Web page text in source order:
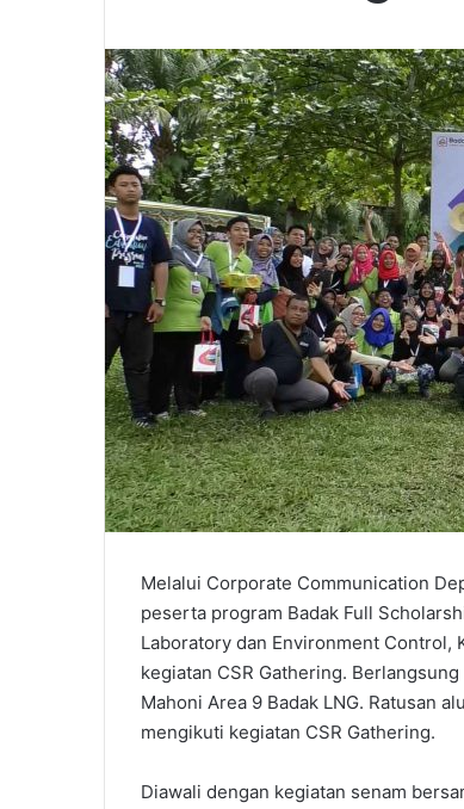
Melalui Corporate Communication
peserta program Badak Full
Laboratory dan Environment
kegiatan CSR Gathering.
Mahoni Area 9 Badak LNG. Ratusan
mengikuti kegiatan CSR Gathering.
Diawali dengan kegiatan senam